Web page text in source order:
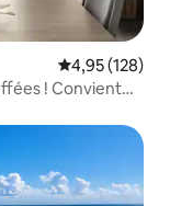
Note
4,95 (128)
! Convient